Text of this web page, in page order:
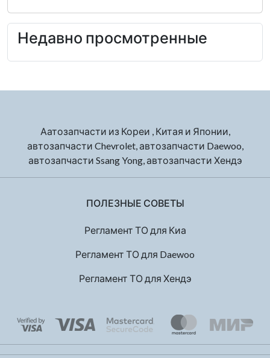
Недавно просмотренные
Аатозапчасти из Кореи , Китая и Японии,
автозапчасти Chevrolet, автозапчасти Daewoo,
автозапчасти Ssang Yong, автозапчасти Хендэ
ПОЛЕЗНЫЕ СОВЕТЫ
Регламент ТО для Киа
Регламент ТО для Daewoo
Регламент ТО для Хендэ